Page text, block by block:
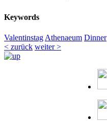
Keywords
Valentinstag Athenaeum Dinner
< zurück weiter >